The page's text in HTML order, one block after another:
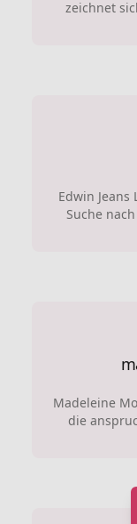
zeichnet
Edwin
Suche
Madeleine
die